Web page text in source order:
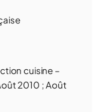
cuisine –
2010 ; Août